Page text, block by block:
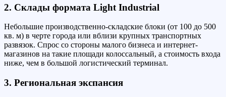
2. Склады формата Light Industrial
Небольшие производственно-складские блоки (от 100 до 500
кв. м) в черте города или вблизи крупных транспортных
развязок. Спрос со стороны малого бизнеса и интернет-
магазинов на такие площади колоссальный, а стоимость входа
ниже, чем в большой логистический терминал.
3. Региональная экспансия